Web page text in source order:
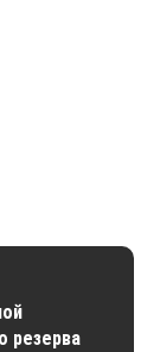
резерва